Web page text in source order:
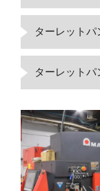
ターレットパ
ターレットパ